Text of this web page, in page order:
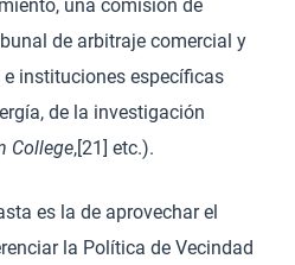
una comisión de
de arbitraje comercial y
instituciones específicas
de la investigación
College,[21] etc.).
es la de aprovechar el
la Política de Vecindad